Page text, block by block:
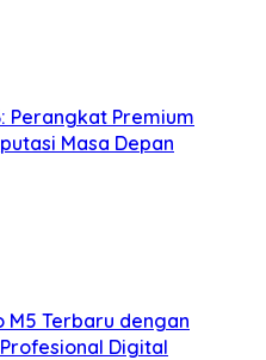
Perangkat Premium
Masa Depan
M5 Terbaru dengan
Digital